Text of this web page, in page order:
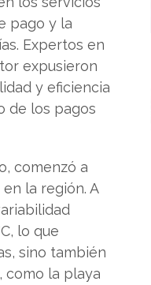
pago y la
Expertos en
expusieron
y eficiencia
de los pagos
comenzó a
la región. A
lo que
sino también
como la playa